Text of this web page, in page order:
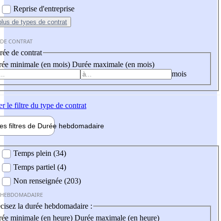
Reprise d'entreprise
de types de contrat
CONTRAT
de contrat
minimale (en mois) Durée maximale (en mois)
mois
le filtre du type de contrat
filtres de Durée hebdomadaire
Temps plein (34)
Temps partiel (4)
Non renseignée (203)
la durée hebdomadaire :
minimale (en heure) Durée maximale (en heure)